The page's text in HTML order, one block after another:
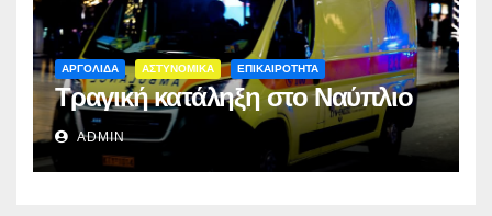
ΑΡΓΟΛΙΔΑ ΑΣΤΥΝΟΜΙΚΑ ΕΠΙΚΑΙΡΟΤΗΤΑ
Τραγική κατάληξη στο Ναύπλιο
ADMIN